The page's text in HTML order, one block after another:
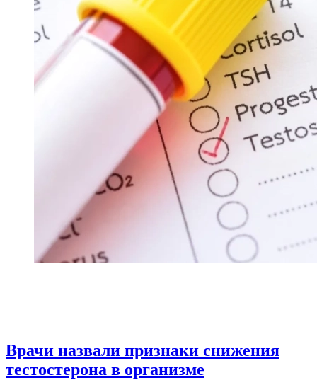
Врачи назвали признаки снижения
тестостерона в организме